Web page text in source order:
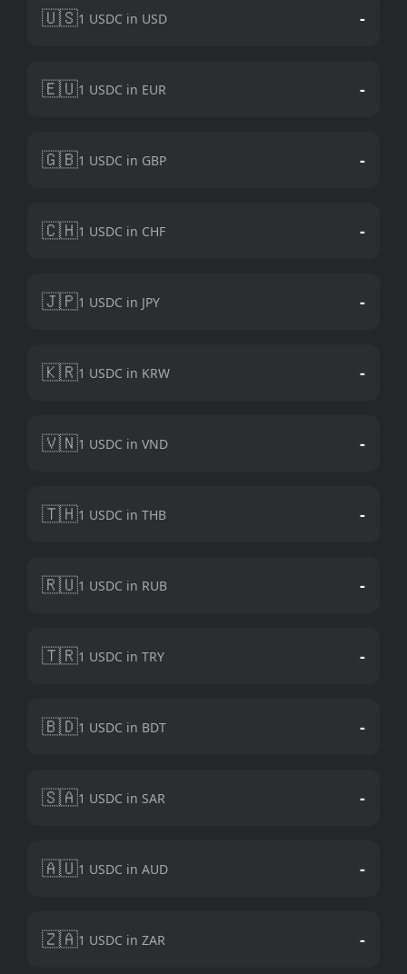
🇺🇸1 USDC in USD -
🇪🇺1 USDC in EUR -
🇬🇧1 USDC in GBP -
🇨🇭1 USDC in CHF -
🇯🇵1 USDC in JPY -
🇰🇷1 USDC in KRW -
🇻🇳1 USDC in VND -
🇹🇭1 USDC in THB -
🇷🇺1 USDC in RUB -
🇹🇷1 USDC in TRY -
🇧🇩1 USDC in BDT -
🇸🇦1 USDC in SAR -
🇦🇺1 USDC in AUD -
🇿🇦1 USDC in ZAR -